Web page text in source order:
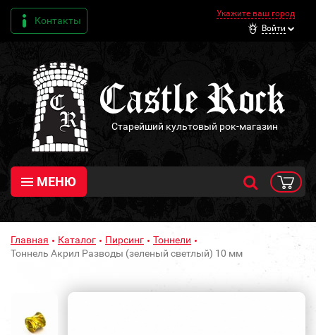
Контакты
Укажите ваш город
Войти
Старейший культовый рок-магазин
МЕНЮ
Главная Каталог Пирсинг
Тоннели
Тоннель Акрил Разводы (зеленый светлый) 10 мм